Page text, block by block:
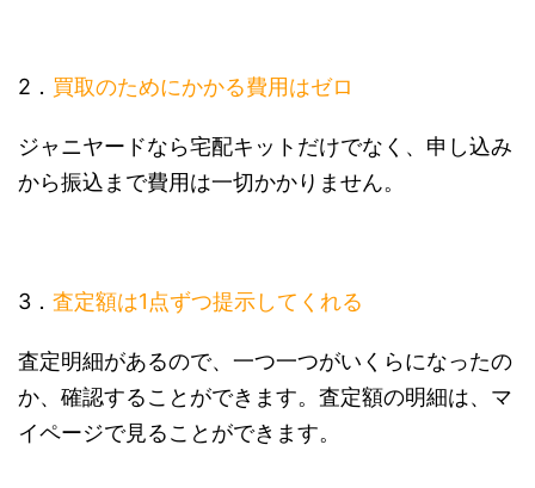
2． 買取のためにかかる費用はゼロ
ジャニヤードなら宅配キットだけでなく、申し込み
から振込まで費用は一切かかりません。
3． 査定額は1点ずつ提示してくれる
査定明細があるので、一つ一つがいくらになったの
か、確認することができます。査定額の明細は、マ
イページで見ることができます。